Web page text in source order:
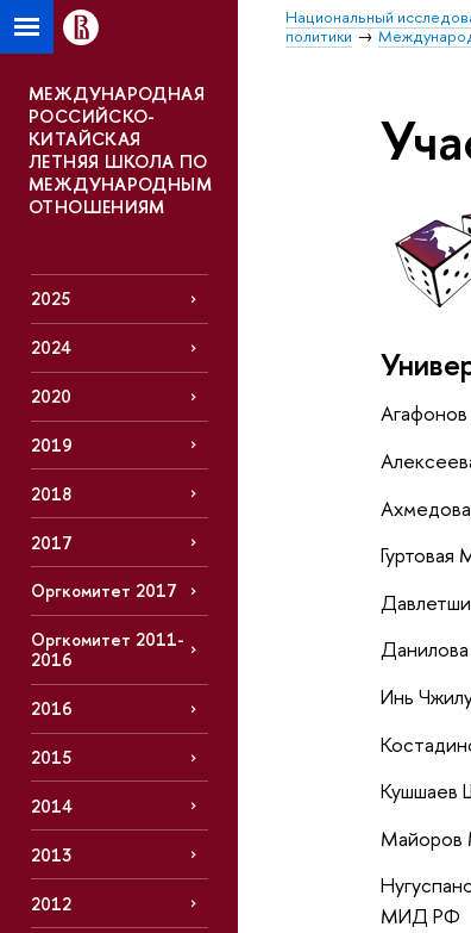
Национальный
политики
МЕЖДУНАРОДНАЯ
РОССИЙСКО-
КИТАЙСКАЯ
ЛЕТНЯЯ ШКОЛА ПО
МЕЖДУНАРОДНЫМ
ОТНОШЕНИЯМ
2025
2024
2020
2019
2018
2017
Оргкомитет 2017
Оргкомитет 2011-
2016
2016
2015
2014
2013
2012
Инь
МИД РФ